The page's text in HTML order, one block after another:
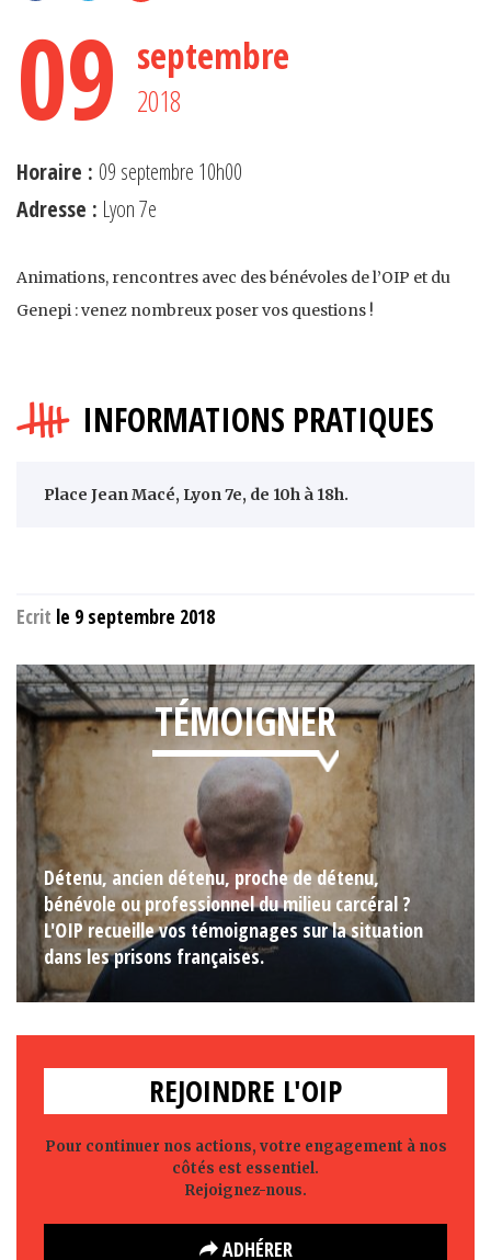
09 septembre
2018
Horaire : 09 septembre 10h00
Adresse : Lyon 7e
Animations, rencontres avec des bénévoles de l’OIP et du
Genepi : venez nombreux poser vos questions !
INFORMATIONS PRATIQUES
Place Jean Macé, Lyon 7e, de 10h à 18h.
Ecrit le 9 septembre 2018
TÉMOIGNER
Détenu, ancien détenu, proche de détenu,
bénévole ou professionnel du milieu carcéral ?
L'OIP recueille vos témoignages sur la situation
dans les prisons françaises.
REJOINDRE L'OIP
Pour continuer nos actions, votre engagement à nos
côtés est essentiel.
Rejoignez-nous.
ADHÉRER